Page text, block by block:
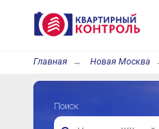
Главная Новая Москва
Поиск